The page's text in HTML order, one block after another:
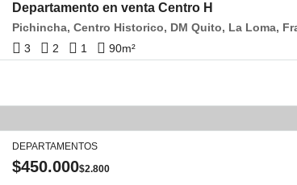
Departamento en venta Centro H
3
2 1 90m²
DEPARTAMENTOS
$450.000$2.800